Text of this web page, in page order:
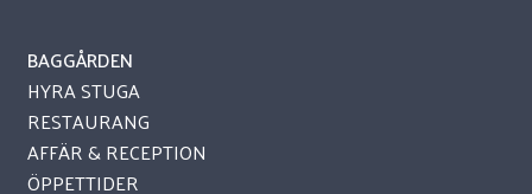
BAGGÅRDEN
HYRA STUGA
RESTAURANG
AFFÄR & RECEPTION
ÖPPETTIDER